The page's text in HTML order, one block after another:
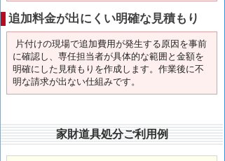
追加料金が出にくい明確な見積もり
片付けの現場で追加費用が発生する原因を事前
に確認し、専任担当者が具体的な範囲と金額を
明確にした見積もりを作成します。作業後に不
明な請求が出ない仕組みです。
家財道具処分ご利用例